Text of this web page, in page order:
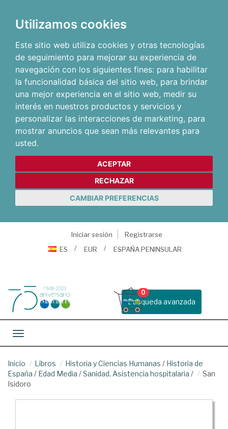
Utilizamos cookies
Este sitio web utiliza cookies y otras tecnologías
de seguimiento para mejorar su experiencia de
navegación con los siguientes fines: para habilitar
la funcionalidad básica del sitio web, para brindar
una mejor experiencia en el sitio web, medir su
interés en nuestros productos y servicios y
personalizar las interacciones de marketing, para
mostrar anuncios que sean más relevantes para
usted.
ACEPTAR
RECHAZAR
CAMBIAR PREFERENCIAS
Iniciar sesión
Registrarse
ES
EUR ESPAÑA PENINSULAR
Busqueda avanzada
0
Toggle navigation
Inicio Libros Historia y Ciencias Humanas / Historia de
España / Edad Media /Sanidad. Asistencia hospitalaria /
San
Isidoro